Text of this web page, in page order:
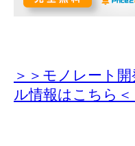
＞＞モノレート
ル情報はこちら＜